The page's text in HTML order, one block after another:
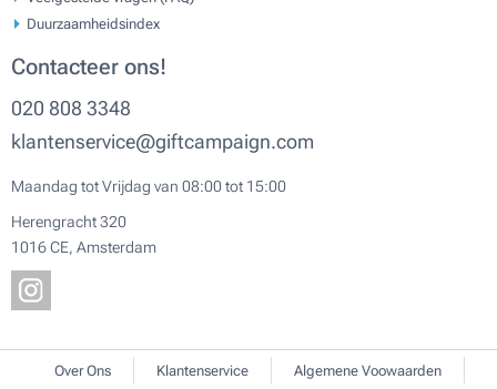
Duurzaamheidsindex
Contacteer ons!
020 808 3348
klantenservice@giftcampaign.com
Maandag tot Vrijdag van 08:00 tot 15:00
Herengracht 320
1016 CE, Amsterdam
Over Ons Klantenservice
Algemene Voowaarden